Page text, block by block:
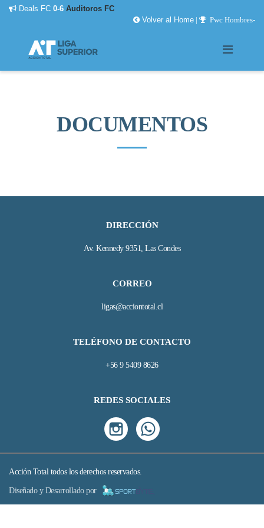
FC0-6 Auditoros FC
Volver al Home | Pwc Hombres-
DOCUMENTOS
DIRECCIÓN
Av. Kennedy 9351, Las Condes
CORREO
ligas@acciontotal.cl
TELÉFONO DE CONTACTO
+56 9 5409 8626
REDES SOCIALES
Acción Total todos los derechos reservados.
Diseñado y Desarrollado por